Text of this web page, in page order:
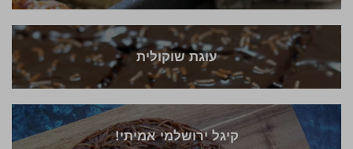
עוגת שוקולית
קיגל ירושלמי אמיתי!